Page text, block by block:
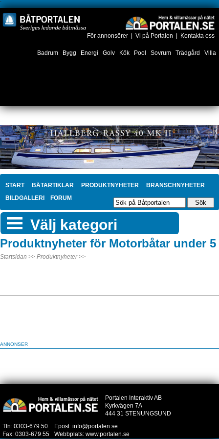
´
För annonsörer Vi på Portalen Kontakta oss
Badrum Bygg Energi Golv Kök Pool Sovrum Trädgård Villa
START BÅTARTIKLAR PRODUKTNYHETER
BRANSCHNYHETER
BILDGALLERI
FORUM
Välj kategori
Produktnyheter för Motorbåtar under 5
Startsidan >> Produktnyheter >>
ANNONSER
Portalen Interaktiv AB
Kyrkvägen 7A
444 31 STENUNGSUND
Tfn: 0303-679 50
Fax: 0303-679 55
Epost: info@portalen.se
Webbplats: www.portalen.se